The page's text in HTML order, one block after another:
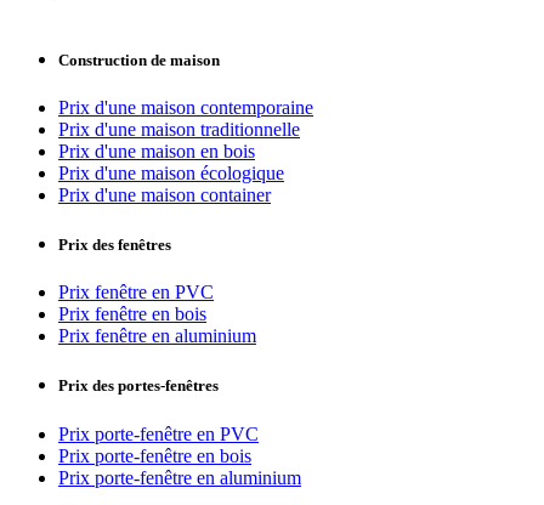
Construction de maison
Prix d'une maison contemporaine
Prix d'une maison traditionnelle
Prix d'une maison en bois
Prix d'une maison écologique
Prix d'une maison container
Prix des fenêtres
Prix fenêtre en PVC
Prix fenêtre en bois
Prix fenêtre en aluminium
Prix des portes-fenêtres
Prix porte-fenêtre en PVC
Prix porte-fenêtre en bois
Prix porte-fenêtre en aluminium